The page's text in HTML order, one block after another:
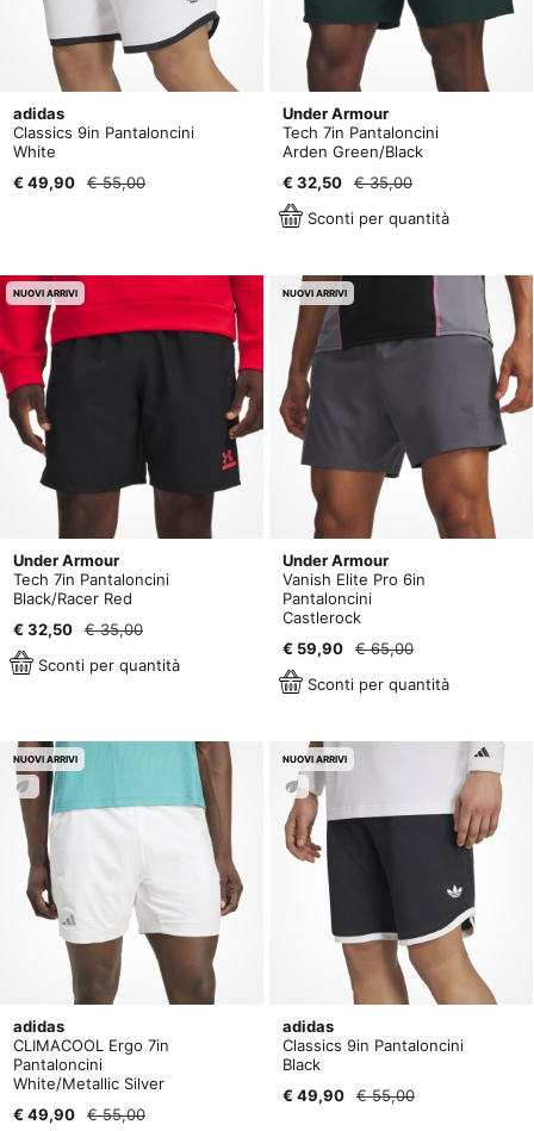
adidas
Classics 9in Pantaloncini
White
€ 49,90
€ 55,00
Under Armour
Tech 7in Pantaloncini
Arden Green/Black
€ 32,50
€ 35,00
Sconti per quantità
NUOVI ARRIVI
Under Armour
Tech 7in Pantaloncini
Black/Racer Red
€ 32,50
€ 35,00
Sconti per quantità
NUOVI ARRIVI
Under Armour
Vanish Elite Pro 6in
Pantaloncini
Castlerock
€ 59,90
€ 65,00
Sconti per quantità
NUOVI ARRIVI
adidas
CLIMACOOL Ergo 7in
Pantaloncini
White/Metallic Silver
€ 49,90
€ 55,00
NUOVI ARRIVI
adidas
Classics 9in Pantaloncini
Black
€ 49,90
€ 55,00